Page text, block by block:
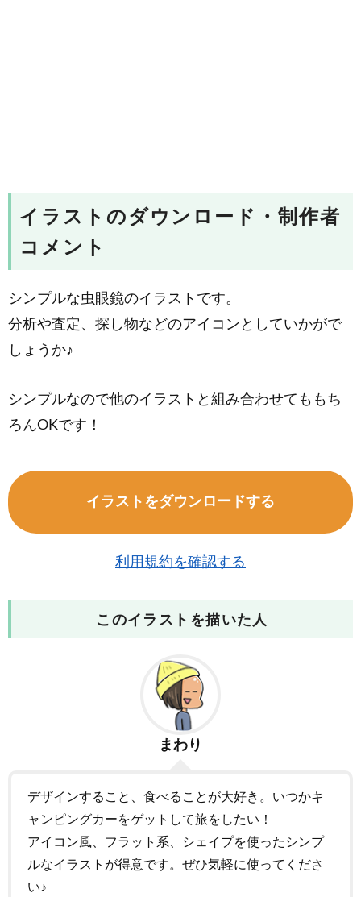
イラストのダウンロード・制作者
コメント
シンプルな虫眼鏡のイラストです。
分析や査定、探し物などのアイコンとしていかがで
しょうか♪
シンプルなので他のイラストと組み合わせてももち
ろんOKです！
イラストをダウンロードする
利用規約を確認する
このイラストを描いた人
まわり
デザインすること、食べることが大好き。いつかキ
ャンピングカーをゲットして旅をしたい！
アイコン風、フラット系、シェイプを使ったシンプ
ルなイラストが得意です。ぜひ気軽に使ってくださ
い♪